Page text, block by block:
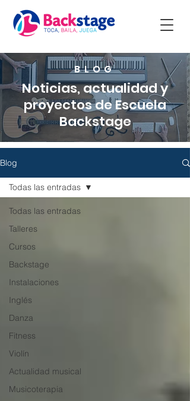
BLOG
Noticias, actualidad y
proyectos de Escuela
Backstage
Blog
Todas las entradas
Talleres
Cursos
Backstage
Instalaciones
Inglés
Danza
Fitness
Violín
Actualidad musical
Musicoterapia
Todas las entradas